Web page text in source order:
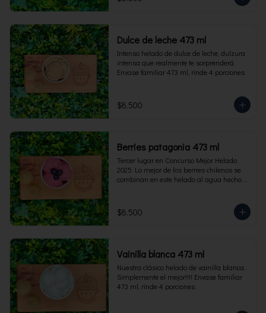
Dulce de leche 473 ml
Intenso helado de dulce de leche, dulzura
intensa que realmente te sorprenderá.
Envase familiar 473 ml, rinde 4 porciones.
$8.500
Berries patagonia 473 ml
Tercer lugar en Concurso Mejor Helado
2025. Lo mejor de los berries chilenos se
combinan en este helado al agua hecho
473 ml. Rinde 4 porciones.
$8.500
Vainilla blanca 473 ml
Nuestra clásico helado de vainilla blanca.
Simplemente el mejor!!!! Envase familiar
473 ml, rinde 4 porciones.